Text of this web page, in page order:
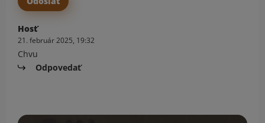
Hosť
21. február 2025, 19:32
Chvu
Odpovedať